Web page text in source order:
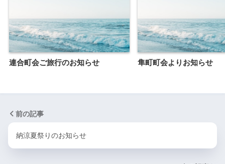
連合町会ご旅行のお知らせ 隼町町会よりお知らせ
前の記事
納涼夏祭りのお知らせ